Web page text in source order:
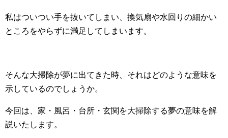
私はついつい手を抜いてしまい、換気扇や水回りの細かい
ところをやらずに満足してしまいます。
そんな大掃除が夢に出てきた時、それはどのような意味を
示しているのでしょうか。
今回は、家・風呂・台所・玄関を大掃除する夢の意味を解
説いたします。